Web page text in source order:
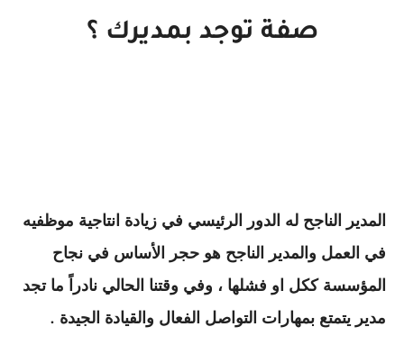
صفة توجد بمديرك ؟
المدير الناجح له الدور الرئيسي في زيادة انتاجية موظفيه
في العمل والمدير الناجح هو حجر الأساس في نجاح
المؤسسة ككل او فشلها ، وفي وقتنا الحالي نادراً ما تجد
مدير يتمتع بمهارات التواصل الفعال والقيادة الجيدة .